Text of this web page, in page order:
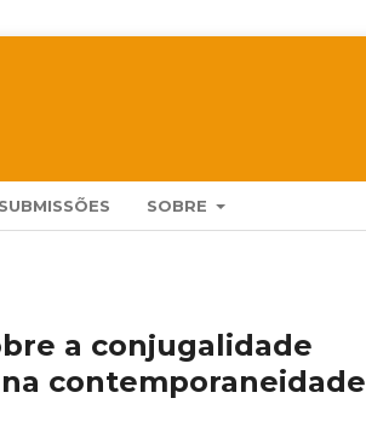
SUBMISSÕES SOBRE
a conjugalidade
contemporaneidade